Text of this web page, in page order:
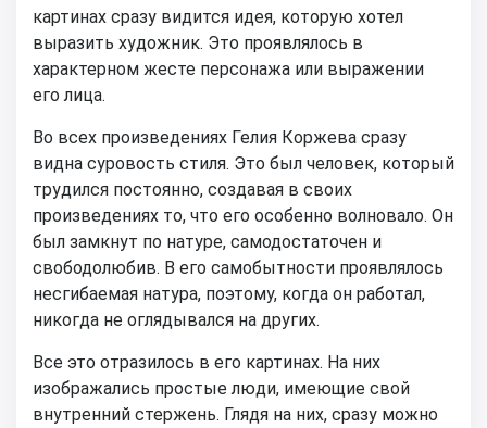
картинах сразу видится идея, которую хотел
выразить художник. Это проявлялось в
характерном жесте персонажа или выражении
его лица.
Во всех произведениях Гелия Коржева сразу
видна суровость стиля. Это был человек, который
трудился постоянно, создавая в своих
произведениях то, что его особенно волновало. Он
был замкнут по натуре, самодостаточен и
свободолюбив. В его самобытности проявлялось
несгибаемая натура, поэтому, когда он работал,
никогда не оглядывался на других.
Все это отразилось в его картинах. На них
изображались простые люди, имеющие свой
внутренний стержень. Глядя на них, сразу можно